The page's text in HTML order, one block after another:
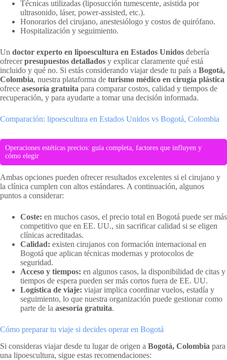
Técnicas utilizadas (liposucción tumescente, asistida por
ultrasonido, láser, power-assisted, etc.).
Honorarios del cirujano, anestesiólogo y costos de quirófano.
Hospitalización y seguimiento.
Un doctor experto en lipoescultura en Estados Unidos debería
ofrecerpresupuestos detallados y explicar claramente qué está
incluido y qué no. Si estás considerando viajar desde tu país a Bogotá,
Colombia, nuestra plataforma de turismo médico en cirugía plástica
ofrece asesoría gratuita para comparar costos, calidad y tiempos de
recuperación, y para ayudarte a tomar una decisión informada.
Comparación: lipoescultura en Estados Unidos vs Bogotá, Colombia
Operaciones estéticas precios: guía completa, factores que influyen y
cómo elegir
Ambas opciones pueden ofrecer resultados excelentes si el cirujano y
la clínica cumplen con altos estándares. A continuación, algunos
puntos a considerar:
Coste: en muchos casos, el precio total en Bogotá puede ser más
competitivo que en EE. UU., sin sacrificar calidad si se eligen
clínicas acreditadas.
Calidad: existen cirujanos con formación internacional en
Bogotá que aplican técnicas modernas y protocolos de
seguridad.
Acceso y tiempos: en algunos casos, la disponibilidad de citas y
tiempos de espera pueden ser más cortos fuera de EE. UU.
Logística de viaje: viajar implica coordinar vuelos, estadía y
seguimiento, lo que nuestra organización puede gestionar como
parte de la asesoría gratuita.
Cómo preparar tu viaje si decides operar en Bogotá
Si consideras viajar desde tu lugar de origen a Bogotá, Colombia para
una lipoescultura, sigue estas recomendaciones: